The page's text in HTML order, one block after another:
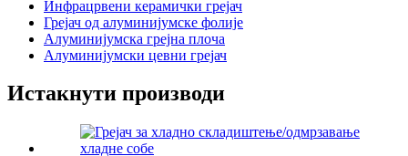
Инфрацрвени керамички грејач
Грејач од алуминијумске фолије
Алуминијумска грејна плоча
Алуминијумски цевни грејач
Истакнути производи